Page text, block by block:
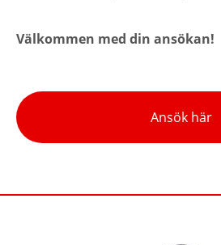
Välkommen med din ansökan!
Ansök här